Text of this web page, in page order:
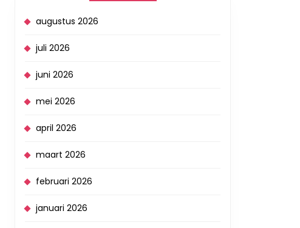
augustus 2026
juli 2026
juni 2026
mei 2026
april 2026
maart 2026
februari 2026
januari 2026